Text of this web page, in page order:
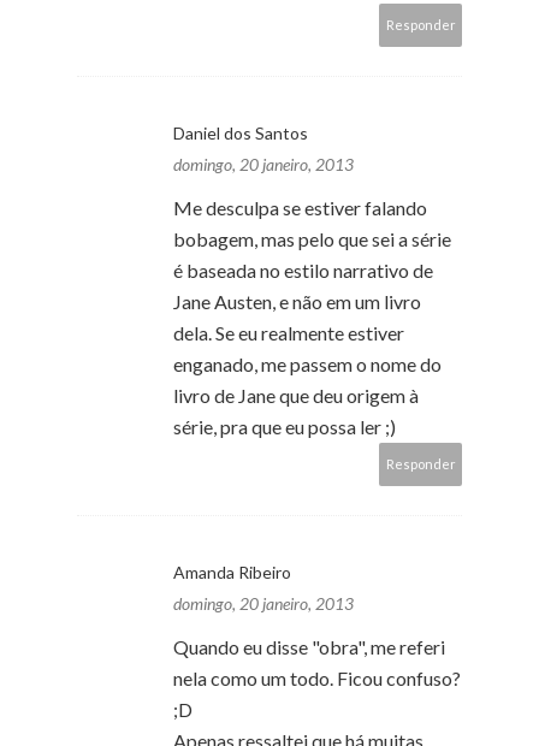
Responder
Daniel dos Santos
domingo, 20 janeiro, 2013
Me desculpa se estiver falando
bobagem, mas pelo que sei a série
é baseada no estilo narrativo de
Jane Austen, e não em um livro
dela. Se eu realmente estiver
enganado, me passem o nome do
livro de Jane que deu origem à
série, pra que eu possa ler ;)
Responder
Amanda Ribeiro
domingo, 20 janeiro, 2013
Quando eu disse "obra", me referi
nela como um todo. Ficou confuso?
;D
Apenas ressaltei que há muitas